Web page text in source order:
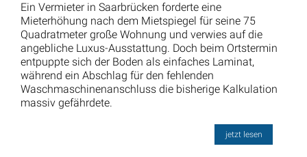
Ein Vermieter in Saarbrücken forderte eine
Mieterhöhung nach dem Mietspiegel für seine 75
Quadratmeter große Wohnung und verwies auf die
angebliche Luxus-Ausstattung. Doch beim Ortstermin
entpuppte sich der Boden als einfaches Laminat,
während ein Abschlag für den fehlenden
Waschmaschinenanschluss die bisherige Kalkulation
massiv gefährdete.
jetzt lesen